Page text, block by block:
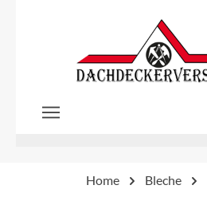
Zum Hauptinhalt springen
Home Bleche